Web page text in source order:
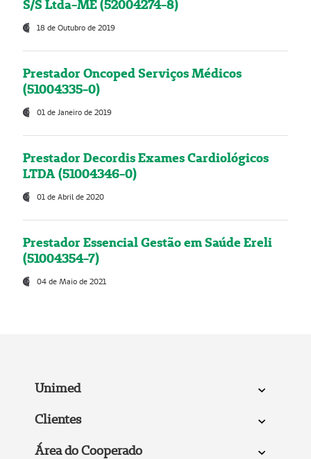
S/S Ltda-ME (52004274-8)
18 de Outubro de 2019
Prestador Oncoped Serviços Médicos
(51004335-0)
01 de Janeiro de 2019
Prestador Decordis Exames Cardiológicos
LTDA (51004346-0)
01 de Abril de 2020
Prestador Essencial Gestão em Saúde Ereli
(51004354-7)
04 de Maio de 2021
Unimed
Clientes
Área do Cooperado